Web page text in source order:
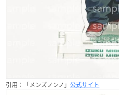
引用：「メンズノンノ」 公式サイト